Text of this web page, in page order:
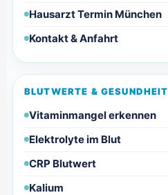
Hausarzt Termin München
Kontakt & Anfahrt
BLUTWERTE & GESUNDHEIT
Vitaminmangel erkennen
Elektrolyte im Blut
CRP Blutwert
Kalium